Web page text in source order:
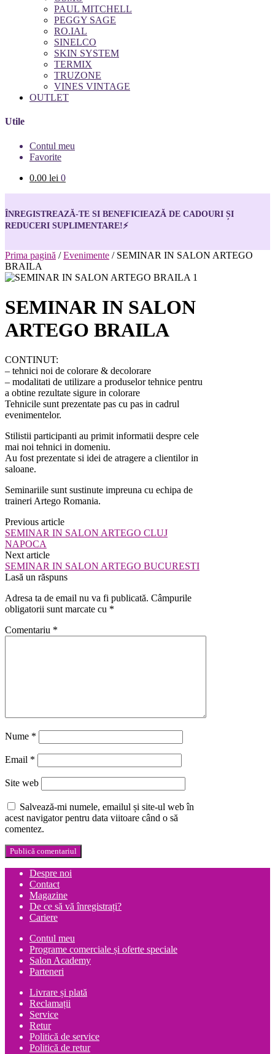
PAUL MITCHELL
PEGGY SAGE
RO.IAL
SINELCO
SKIN SYSTEM
TERMIX
TRUZONE
VINES VINTAGE
OUTLET
Utile
Contul meu
Favorite
0.00 lei 0
ÎNREGISTREAZĂ-TE SI BENEFICIEAZĂ DE CADOURI ȘI
REDUCERI SUPLIMENTARE!⚡
Prima pagină /Evenimente / SEMINAR IN SALON ARTEGO
BRAILA
SEMINAR IN SALON
ARTEGO BRAILA
CONTINUT:
– tehnici noi de colorare & decolorare
– modalitati de utilizare a produselor tehnice pentru
a obtine rezultate sigure in colorare
Tehnicile sunt prezentate pas cu pas in cadrul
evenimentelor.
Stilistii participanti au primit informatii despre cele
mai noi tehnici in domeniu.
Au fost prezentate si idei de atragere a clientilor in
saloane.
Seminariile sunt sustinute impreuna cu echipa de
traineri Artego Romania.
Previous article
SEMINAR IN SALON ARTEGO CLUJ
NAPOCA
Next article
SEMINAR IN SALON ARTEGO BUCURESTI
Lasă un răspuns
Adresa ta de email nu va fi publicată. Câmpurile
obligatorii sunt marcate cu *
Comentariu *
Nume *
Email *
Site web
Salvează-mi numele, emailul și site-ul web în
acest navigator pentru data viitoare când o să
comentez.
Despre noi
Contact
Magazine
De ce să vă înregistrați?
Cariere
Contul meu
Programe comerciale și oferte speciale
Salon Academy
Parteneri
Livrare și plată
Reclamații
Service
Retur
Politică de service
Politică de retur